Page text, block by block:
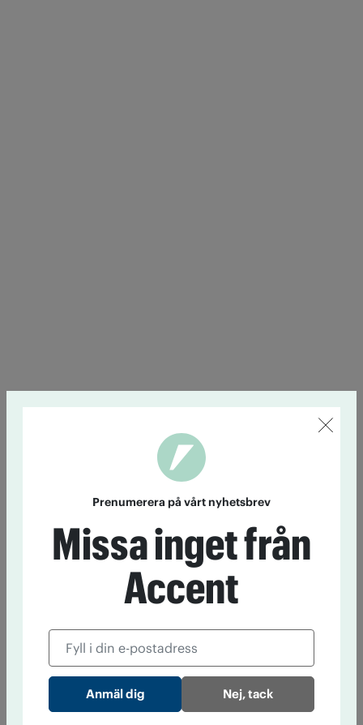
Prenumerera på vårt nyhetsbrev
Missa inget från
Accent
Nej, tack